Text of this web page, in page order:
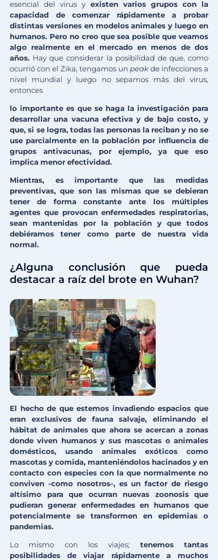
esencial del virus y existen varios grupos con la
capacidad de comenzar rápidamente a probar
distintas versiones en modelos animales y luego en
humanos. Pero no creo que sea posible que veamos
algo realmente en el mercado en menos de dos
años. Hay que considerar la posibilidad de que, como
ocurrió con el Zika, tengamos un peak de infecciones a
nivel mundial y luego no sepamos más del virus,
entonces
lo importante es que se haga la investigación para
desarrollar una vacuna efectiva y de bajo costo, y
que, si se logra, todas las personas la reciban y no se
use parcialmente en la población por influencia de
grupos antivacunas, por ejemplo, ya que eso
implica menor efectividad.
Mientras, es importante que las medidas
preventivas, que son las mismas que se debieran
tener de forma constante ante los múltiples
agentes que provocan enfermedades respiratorias,
sean mantenidas por la población y que todos
debiéramos tener como parte de nuestra vida
normal.
¿Alguna conclusión que pueda
destacar a raíz del brote en Wuhan?
El hecho de que estemos invadiendo espacios que
eran exclusivos de fauna salvaje, eliminando el
hábitat de animales que ahora se acercan a zonas
donde viven humanos y sus mascotas o animales
domésticos, usando animales exóticos como
mascotas y comida, manteniéndolos hacinados y en
contacto con especies con la que normalmente no
conviven -como nosotros-, es un factor de riesgo
altísimo para que ocurran nuevas zoonosis que
pudieran generar enfermedades en humanos que
potencialmente se transformen en epidemias o
pandemias.
Lo mismo con los viajes; tenemos tantas
posibilidades de viajar rápidamente a muchos